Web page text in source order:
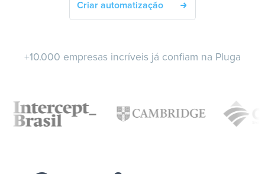
Criar automatização
+10.000 empresas incríveis já confiam na Pluga